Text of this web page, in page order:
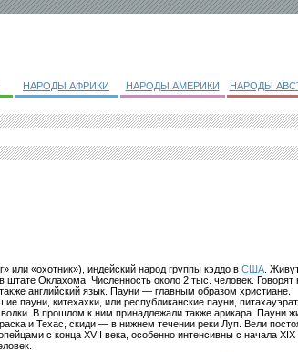
НАРОДЫ АФРИКИ НАРОДЫ АМЕРИКИ НАРОДЫ
или «охотник»), индейский народ группы кэддо в США.
штате Оклахома. Численность около 2 тыс. человек. Говорят
английский язык. Пауни — главным образом христиане.
пауни, китехахки, или республиканские пауни,
В прошлом к ним принадлежали также арикара. Пауни
и Техас, скиди — в нижнем течении реки Луп. Вели
с конца XVII века, особенно интенсивны с начала XIX